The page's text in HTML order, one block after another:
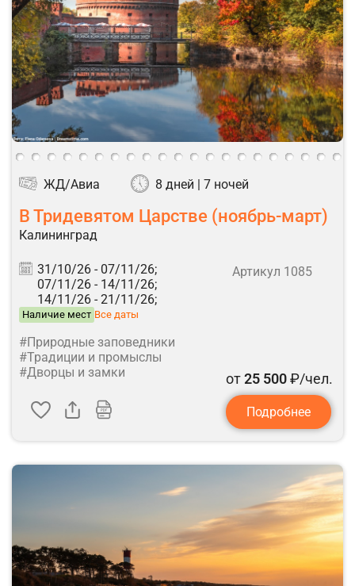
ЖД/Авиа 8 дней | 7 ночей
В Тридевятом Царстве (ноябрь-март)
Калининград
31/10/26 - 07/11/26;
07/11/26 - 14/11/26;
14/11/26 - 21/11/26;
Наличие мест Все даты
Артикул 1085
#Природные заповедники
#Традиции и промыслы
#Дворцы и замки
от25 500₽/чел.
Подробнее